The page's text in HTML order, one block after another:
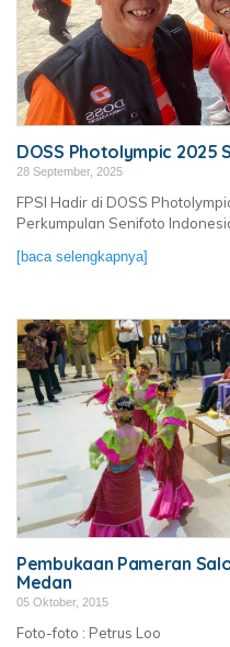
DOSS Photolympic 2025
28 September, 2025
FPSI Hadir di DOSS
Perkumpulan Senifoto
[baca selengkapnya]
Pembukaan Pameran
Medan
05 Oktober, 2015
Foto-foto : Petrus Loo